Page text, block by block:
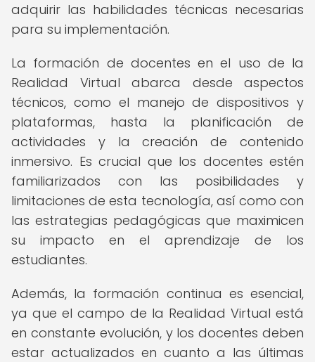
adquirir las habilidades técnicas necesarias
para su implementación.
La formación de docentes en el uso de la
Realidad Virtual abarca desde aspectos
técnicos, como el manejo de dispositivos y
plataformas, hasta la planificación de
actividades y la creación de contenido
inmersivo. Es crucial que los docentes estén
familiarizados con las posibilidades y
limitaciones de esta tecnología, así como con
las estrategias pedagógicas que maximicen
su impacto en el aprendizaje de los
estudiantes.
Además, la formación continua es esencial,
ya que el campo de la Realidad Virtual está
en constante evolución, y los docentes deben
estar actualizados en cuanto a las últimas